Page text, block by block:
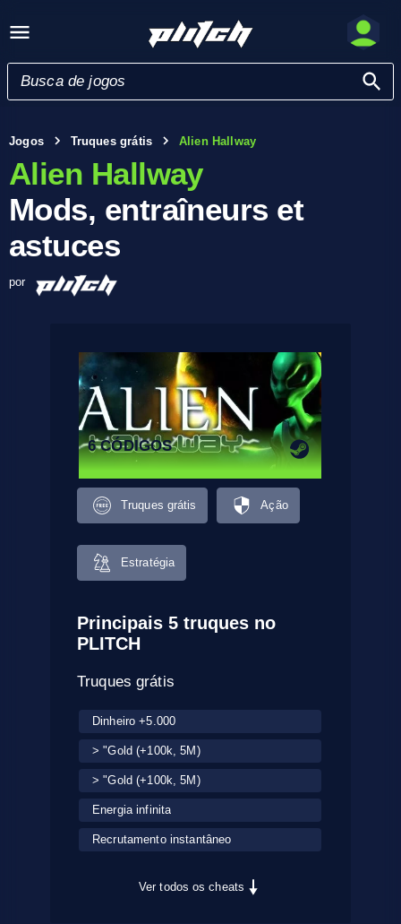
Jogos Truques grátis Alien Hallway
Alien Hallway
Mods, entraîneurs et
astuces
por
6 CÓDIGOS
Truques grátis Ação
Estratégia
Principais 5 truques no
PLITCH
Truques grátis
Dinheiro +5.000
> "Gold (+100k, 5M)
> "Gold (+100k, 5M)
Energia infinita
Recrutamento instantâneo
Ver todos os cheats